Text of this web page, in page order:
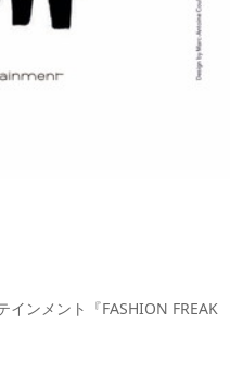
ンメント『FASHION FREAK